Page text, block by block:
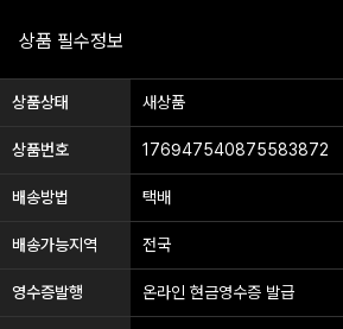
상품 필수정보
상품상태 새상품
상품번호 176947540875583872
배송방법 택배
배송가능지역 전국
영수증발행 온라인 현금영수증 발급